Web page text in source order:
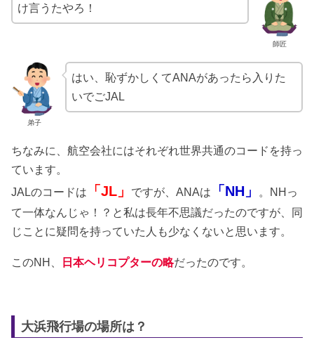
師匠
け言うたやろ！
弟子
はい、恥ずかしくてANAがあったら入りた
いでごJAL
ちなみに、航空会社にはそれぞれ世界共通のコードを持っ
ています。
JALのコードは
「JL」 ですが、ANAは 「NH」
。NHっ
て一体なんじゃ！？と私は長年不思議だったのですが、同
じことに疑問を持っていた人も少なくないと思います。
このNH、 日本ヘリコプターの略だったのです。
大浜飛行場の場所は？